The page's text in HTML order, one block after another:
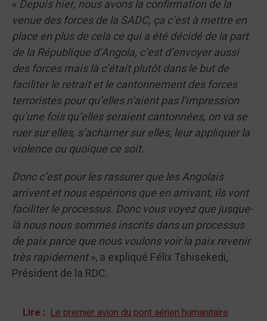
« Depuis hier, nous avons la confirmation de la
venue des forces de la SADC, ça c’est à mettre en
place en plus de cela ce qui a été décidé de la part
de la République d’Angola, c’est d’envoyer aussi
des forces mais là c’était plutôt dans le but de
faciliter le retrait et le cantonnement des forces
terroristes pour qu’elles n’aient pas l’impression
qu’une fois qu’elles seraient cantonnées, on va se
ruer sur elles, s’acharner sur elles, leur appliquer la
violence ou quoique ce soit.
Donc c’est pour les rassurer que les Angolais
arrivent et nous espérions que en arrivant, ils vont
faciliter le processus. Donc vous voyez que jusque-
là nous nous sommes inscrits dans un processus
de paix parce que nous voulons voir la paix revenir
très rapidement», a expliqué Félix Tshisekedi,
Président de la RDC.
Lire : Le premier avion du pont aérien humanitaire